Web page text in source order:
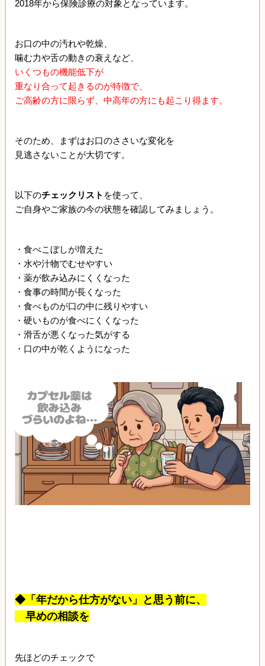
2018年から保険診療の対象となっています。
お口の中の汚れや乾燥、
噛む力や舌の動きの衰えなど、
いくつもの機能低下が
重なり合って起きるのが特徴で、
ご高齢の方に限らず、中高年の方にも起こり得ます。
そのため、まずはお口のささいな変化を
見逃さないことが大切です。
以下のチェックリスト を使って、
ご自身やご家族の今の状態を確認してみましょう。
・食べこぼしが増えた
・水や汁物でむせやすい
・薬が飲み込みにくくなった
・食事の時間が長くなった
・食べものが口の中に残りやすい
・硬いものが食べにくくなった
・滑舌が悪くなった気がする
・口の中が乾くようになった
◆「年だから仕方がない」と思う前に、
早めの相談を
先ほどのチェックで